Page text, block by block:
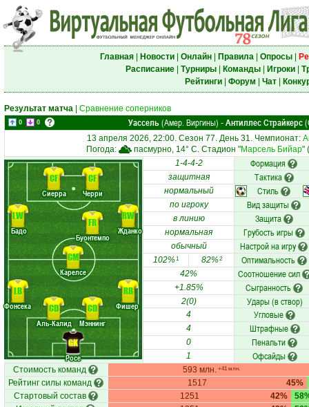
Главная| Новости| Онлайн| Правила| Опросы|
Расписание| Турниры| Команды| Игроки|
Рейтинги| Форум Чат|
Результат матча Сравнение соперников
0 0 Уассель (Амер. Виргины) - Антиллес Страйкерс
13 апреля 2026, 22:00. Сезон 77. День 31. Чемпионат:
Погода:
пасмурно, 14° C. Стадион "Марсель Бийар"
Росе
Фонсека
Аль-Калид
Мэннинг
Фишер
Бадо
Карелсе
Буонтемпо
Жданко
Сиерра Черри
GK
LB
CD
CD
RB
LW
CM
FR
RW
CF CF
1-4-4-2 Формация
защитная Тактика
нормальный Стиль
по игроку Вид защиты
в линию Защита
нормальная Грубость игры
обычный Настрой на игру
102%1 82%2 Оптимальность
42% Соотношение сил
+1.85% Сыгранность
2(0) Удары (в створ)
4 Угловые
4 Штрафные
0 Пенальти
1 Офсайды
Стоимость команд 593 млн. +41 млн.
Рейтинг силы команд 1517
45%
Стартовый состав
1251 42%